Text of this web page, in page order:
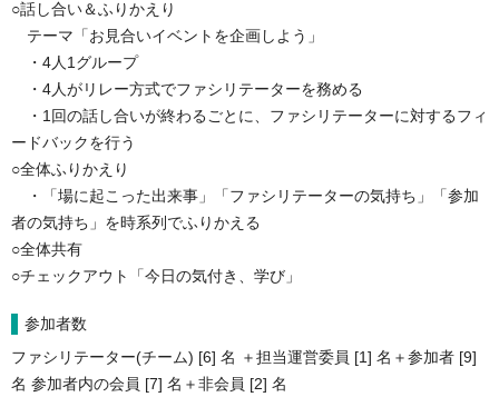
○話し合い＆ふりかえり
テーマ「お見合いイベントを企画しよう」
・4人1グループ
・4人がリレー方式でファシリテーターを務める
・1回の話し合いが終わるごとに、ファシリテーターに対するフィ
ードバックを行う
○全体ふりかえり
・「場に起こった出来事」「ファシリテーターの気持ち」「参加
者の気持ち」を時系列でふりかえる
○全体共有
○チェックアウト「今日の気付き、学び」
参加者数
ファシリテーター(チーム) [6] 名 ＋担当運営委員 [1] 名＋参加者 [9]
名 参加者内の会員 [7] 名＋非会員 [2] 名